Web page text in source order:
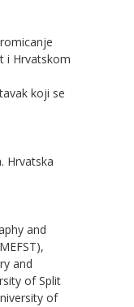
i Hrvatskom
koji se
Hrvatska
and
and
of Split
of